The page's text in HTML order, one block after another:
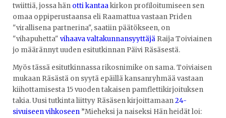
twiittiä, jossa hän otti kantaakirkon profiloitumiseen sen
omaa oppiperustaansa eli Raamattua vastaan Priden
"virallisena partnerina", saatiin päätökseen, on
"vihapuhetta" vihaava valtakunnansyyttäjä Raija Toiviainen
jo määrännyt uuden esitutkinnan Päivi Räsäsestä.
Myös tässä esitutkinnassa rikosnimike on sama. Toiviaisen
mukaan Räsästä on syytä epäillä kansanryhmää vastaan
kiihottamisesta 15 vuoden takaisen pamflettikirjoituksen
takia. Uusi tutkinta liittyy Räsäsen kirjoittamaan24-
sivuiseen vihkoseen ”Mieheksi ja naiseksi Hän heidät loi: